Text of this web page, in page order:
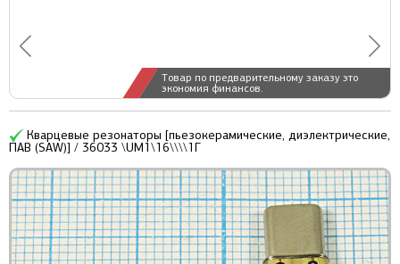
Товар по предварительному заказу это
экономия финансов.
Кварцевые резонаторы [пьезокерамические, диэлектрические,
ПАВ (SAW)] / 36033 \UM1\16\\\\1Г